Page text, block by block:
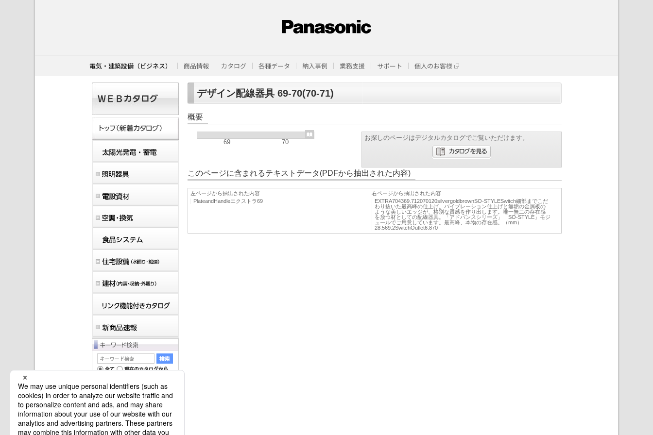
電気・建築設備（ビジネス） 商品情報 カタログ 各種データ 納入事例 業務支援 サポート 個人のお客様
デザイン配線器具 69-70(70-71)
概要
69 70
お探しのページはデジタルカタログでご覧いただけます。
このページに含まれるテキストデータ(PDFから抽出された内容)
左ページから抽出された内容
PlateandHandleエクストラ69
右ページから抽出された内容
EXTRA704369.712070120silvergoldbrownSO-STYLESwitch細部までこだ
わり抜いた最高峰の仕上げ。バイブレーション仕上げと無垢の金属板の
ような美しいエッジが、格別な質感を作り出します。唯一無二の存在感
を放つ材としての配線器具。「アドバンスシリーズ」「SO-STYLE」モジ
ュールでご用意しています。最高峰、本物の存在感。（mm）
28.569.2SwitchOutlet6.870
マイバインダーは空です。